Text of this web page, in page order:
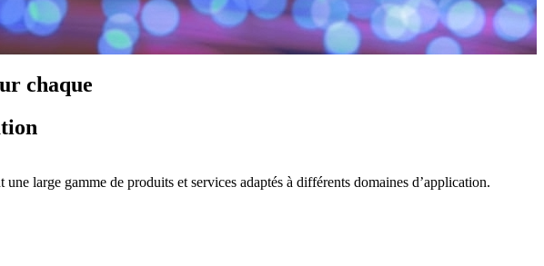
chaque
large gamme de produits et services adaptés à différents domaines d’application.